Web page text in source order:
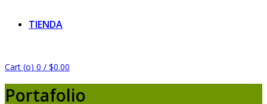
TIENDA
Cart (o) 0 / $0.00
Portafolio